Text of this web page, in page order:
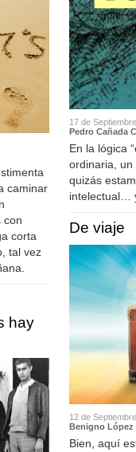
caminar
con
corta
tal vez
hay
17 de
Pedro Cañada
En la lógica
ordinaria, un
quizás
intelectual…
De viaje
12 de
Benigno López
Bien, aquí